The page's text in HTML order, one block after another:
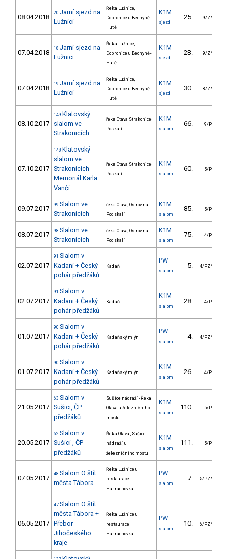
08.04.2018
20 Jarní sjezd na
Lužnici
Řeka Lužnice,
Dobronice u Bechyně-
Hutě
K1M
sjezd
25. 9/ZM
07.04.2018
18 Jarní sjezd na
Lužnici
Řeka Lužnice,
Dobronice u Bechyně-
Hutě
K1M
sjezd
23. 9/ZM
07.04.2018
19 Jarní sjezd na
Lužnici
Řeka Lužnice,
Dobronice u Bechyně-
Hutě
K1M
sjezd
30. 8/ZM
08.10.2017
149 Klatovský
slalom ve
Strakonicích
řeka Otava Strakonice
Poskalí
K1M
slalom
66. 9/PZ
07.10.2017
148 Klatovský
slalom ve
Strakonicích -
Memoriál Karla
Vanči
řeka Otava Strakonice
Poskalí
K1M
slalom
60. 5/PZ
09.07.2017 99 Slalom ve
Strakonicích
řeka Otava, Ostrov na
Podskalí
K1M
slalom
85. 5/PZ
08.07.2017 98 Slalom ve
Strakonicích
řeka Otava, Ostrov na
Podskalí
K1M
slalom
75. 4/PZ
02.07.2017
91 Slalom v
Kadani + Český
pohár předžáků
Kadaň
PW
slalom
5. 4/PZM
02.07.2017
91 Slalom v
Kadani + Český
pohár předžáků
Kadaň
K1M
slalom
28. 4/PZ
01.07.2017
90 Slalom v
Kadani + Český
pohár předžáků
Kadaňský mlýn
PW
slalom
4. 4/PZM
01.07.2017
90 Slalom v
Kadani + Český
pohár předžáků
Kadaňský mlýn
K1M
slalom
26. 4/PZ
21.05.2017
63 Slalom v
Sušici, ČP
předžáků
Sušice nádraží - Řeka
Otava u železničního
mostu
K1M
slalom
110. 5/PZ
20.05.2017
62 Slalom v
Sušici , ČP
předžáků
Řeka Otava , Sušice -
nádraží, u
železničního mostu
K1M
slalom
111. 5/PZ
07.05.2017
48 Slalom O štít
města Tábora
Řeka Lužnice u
restaurace
Harrachovka
PW
slalom
7. 5/PZM
06.05.2017
47 Slalom O štít
města Tábora +
Přebor
Jihočeského
kraje
Řeka Lužnice u
restaurace
Harrachovka
PW
slalom
10. 6/PZM